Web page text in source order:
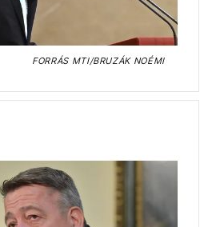
FORRÁSMTI/BRUZÁK NOÉMI